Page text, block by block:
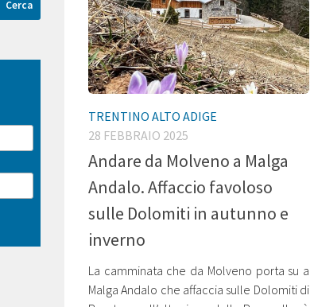
TRENTINO ALTO ADIGE
28 FEBBRAIO 2025
Andare da Molveno a Malga
Andalo. Affaccio favoloso
sulle Dolomiti in autunno e
inverno
La camminata che da Molveno porta su a
Malga Andalo che affaccia sulle Dolomiti di